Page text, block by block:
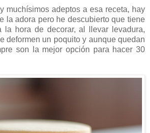
muchísimos adeptos a esa receta, hay
la adora pero he descubierto que tiene
la hora de decorar, al llevar levadura,
deformen un poquito y aunque quedan
son la mejor opción para hacer 30